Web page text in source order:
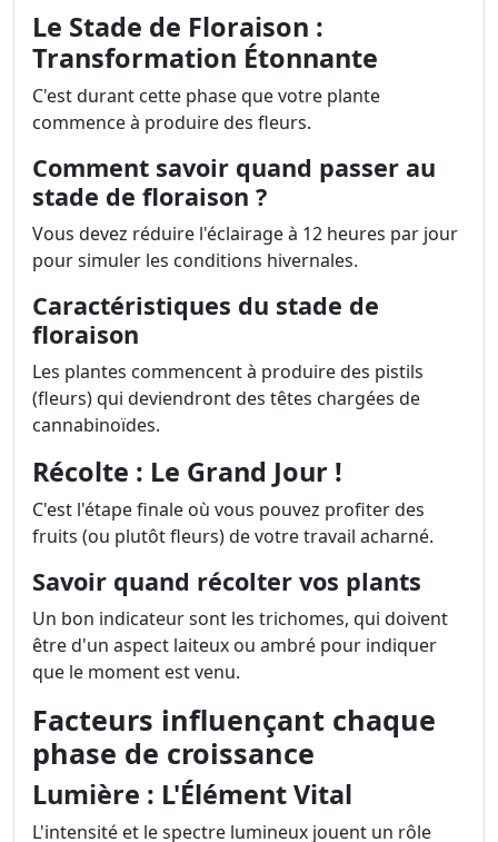
Le Stade de Floraison :
Transformation Étonnante
C'est durant cette phase que votre plante
commence à produire des fleurs.
Comment savoir quand passer au
stade de floraison ?
Vous devez réduire l'éclairage à 12 heures par jour
pour simuler les conditions hivernales.
Caractéristiques du stade de
floraison
Les plantes commencent à produire des pistils
(fleurs) qui deviendront des têtes chargées de
cannabinoïdes.
Récolte : Le Grand Jour !
C'est l'étape finale où vous pouvez profiter des
fruits (ou plutôt fleurs) de votre travail acharné.
Savoir quand récolter vos plants
Un bon indicateur sont les trichomes, qui doivent
être d'un aspect laiteux ou ambré pour indiquer
que le moment est venu.
Facteurs influençant chaque
phase de croissance
Lumière : L'Élément Vital
L'intensité et le spectre lumineux jouent un rôle